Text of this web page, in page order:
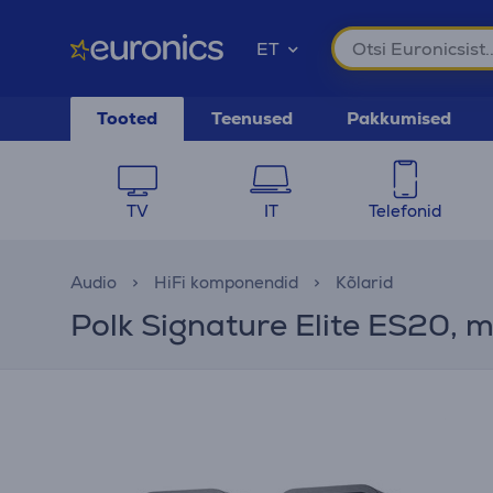
ET
Tooted Teenused Pakkumised
TV IT Telefonid
Audio HiFi komponendid Kõlarid
Polk Signature Elite ES20,